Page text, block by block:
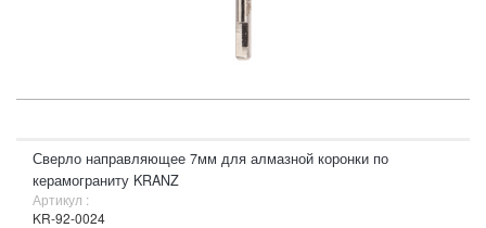
Сверло направляющее 7мм для алмазной коронки по
керамограниту KRANZ
Артикул :
KR-92-0024